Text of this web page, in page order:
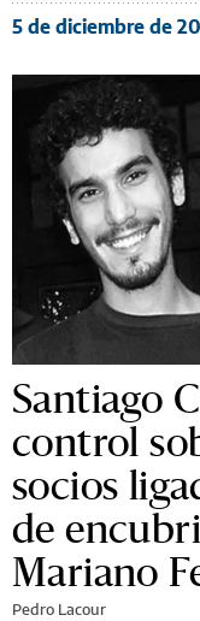
5 de diciembre de
Santiago
control
socios
de
Mariano
Pedro Lacour